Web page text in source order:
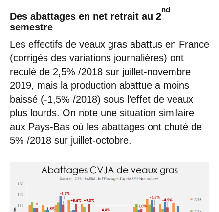
Des abattages en net retrait au 2
nd
semestre
Les effectifs de veaux gras abattus en France
(corrigés des variations journalières) ont
reculé de 2,5% /2018 sur juillet-novembre
2019, mais la production abattue a moins
baissé (-1,5% /2018) sous l’effet de veaux
plus lourds. On note une situation similaire
aux Pays-Bas où les abattages ont chuté de
5% /2018 sur juillet-octobre.